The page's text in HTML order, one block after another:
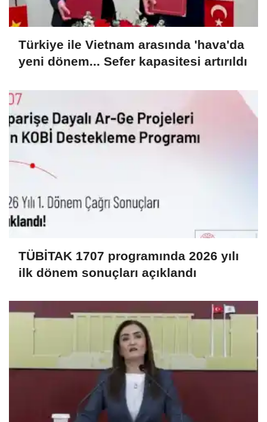
Türkiye ile Vietnam arasında 'hava'da
yeni dönem... Sefer kapasitesi artırıldı
TÜBİTAK 1707 programında 2026 yılı
ilk dönem sonuçları açıklandı